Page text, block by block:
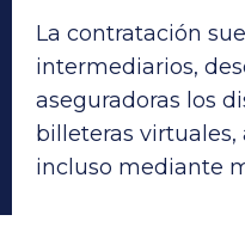
La contratación
intermediarios,
aseguradoras los
billeteras
incluso mediante